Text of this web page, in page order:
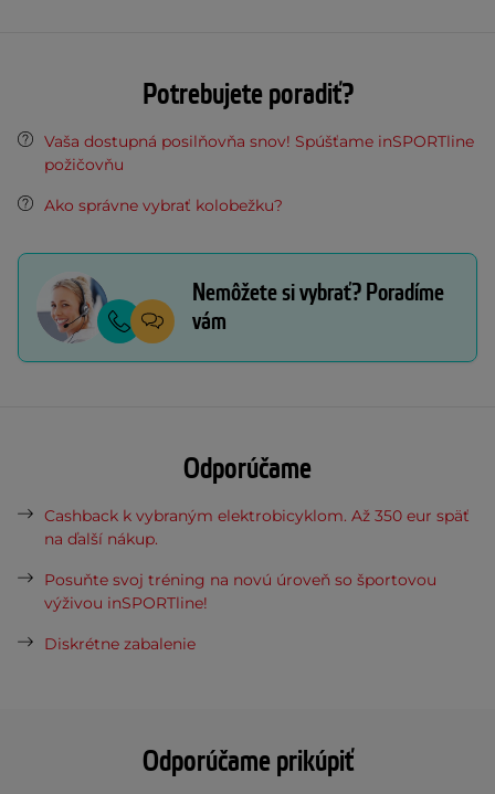
Odporúčame prikúpiť
Potrebujete poradiť?
Vaša dostupná posilňovňa snov! Spúšťame inSPORTline
požičovňu
Ako správne vybrať kolobežku?
Nemôžete si vybrať? Poradíme
vám
Odporúčame
Cashback k vybraným elektrobicyklom. Až 350 eur späť
na ďalší nákup.
Posuňte svoj tréning na novú úroveň so športovou
výživou inSPORTline!
Diskrétne zabalenie